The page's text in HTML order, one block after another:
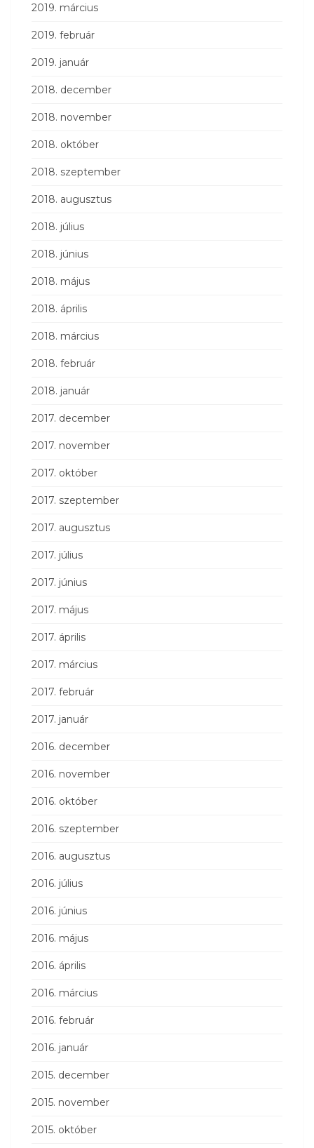
2019. március
2019. február
2019. január
2018. december
2018. november
2018. október
2018. szeptember
2018. augusztus
2018. július
2018. június
2018. május
2018. április
2018. március
2018. február
2018. január
2017. december
2017. november
2017. október
2017. szeptember
2017. augusztus
2017. július
2017. június
2017. május
2017. április
2017. március
2017. február
2017. január
2016. december
2016. november
2016. október
2016. szeptember
2016. augusztus
2016. július
2016. június
2016. május
2016. április
2016. március
2016. február
2016. január
2015. december
2015. november
2015. október